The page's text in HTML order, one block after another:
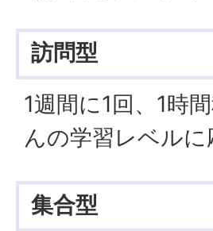
訪問型
1週間に1回、1時
んの学習レベル
集合型